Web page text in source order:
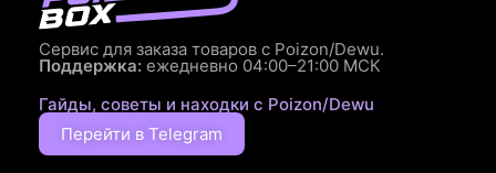
Сервис для заказа товаров с Poizon/Dewu.
Поддержка: ежедневно 04:00–21:00 МСК
Гайды, советы и находки с Poizon/Dewu
Перейти в Telegram